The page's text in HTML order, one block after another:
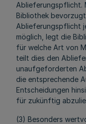
Ablieferungspflicht.
Bibliothek
Ablieferungspflicht
möglich, legt die
für welche Art von
teilt dies den
unaufgeforderten
die entsprechende
Entscheidungen
für zukünftig
(3) Besonders